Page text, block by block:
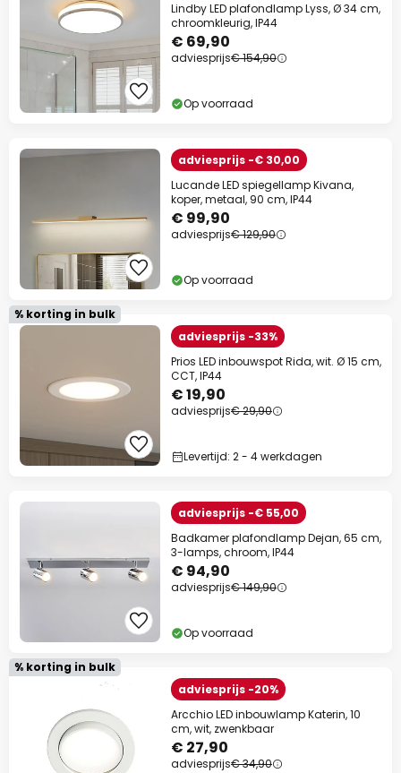
Lindby LED plafondlamp Lyss, Ø 34 cm,
chroomkleurig, IP44
€ 69,90
adviesprijs€ 154,90
Op voorraad
adviesprijs -€ 30,00
Lucande LED spiegellamp Kivana,
koper, metaal, 90 cm, IP44
€ 99,90
adviesprijs€ 129,90
Op voorraad
% korting in bulk
adviesprijs -33%
Prios LED inbouwspot Rida, wit. Ø 15 cm,
CCT, IP44
€ 19,90
adviesprijs€ 29,90
Levertijd: 2 - 4 werkdagen
adviesprijs -€ 55,00
Badkamer plafondlamp Dejan, 65 cm,
3-lamps, chroom, IP44
€ 94,90
adviesprijs€ 149,90
Op voorraad
% korting in bulk
adviesprijs -20%
Arcchio LED inbouwlamp Katerin, 10
cm, wit, zwenkbaar
€ 27,90
adviesprijs€ 34,90